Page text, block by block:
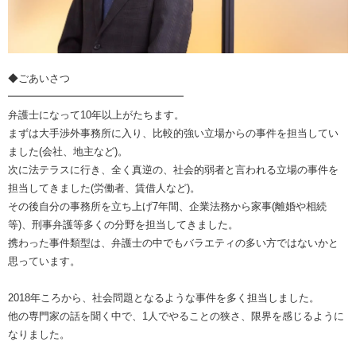
◆ごあいさつ
━━━━━━━━━━━━━━━━━
弁護士になって10年以上がたちます。
まずは大手渉外事務所に入り、比較的強い立場からの事件を担当してい
ました(会社、地主など)。
次に法テラスに行き、全く真逆の、社会的弱者と言われる立場の事件を
担当してきました(労働者、賃借人など)。
その後自分の事務所を立ち上げ7年間、企業法務から家事(離婚や相続
等)、刑事弁護等多くの分野を担当してきました。
携わった事件類型は、弁護士の中でもバラエティの多い方ではないかと
思っています。
2018年ころから、社会問題となるような事件を多く担当しました。
他の専門家の話を聞く中で、1人でやることの狭さ、限界を感じるように
なりました。